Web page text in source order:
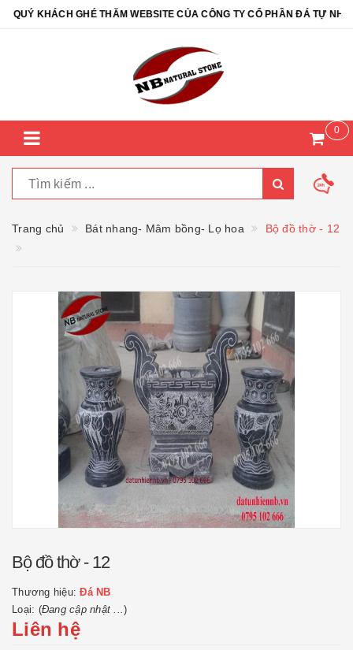
KHÁCH GHÉ THĂM WEBSITE CỦA CÔNG TY CỔ PHẦN ĐÁ TỰ
0
Trang chủ Bát nhang- Mâm bồng- Lọ hoa Bộ đồ thờ - 12
Bộ đồ thờ - 12
Thương hiệu:Đá NB
Loại: (Đang cập nhật ...)
Liên hệ